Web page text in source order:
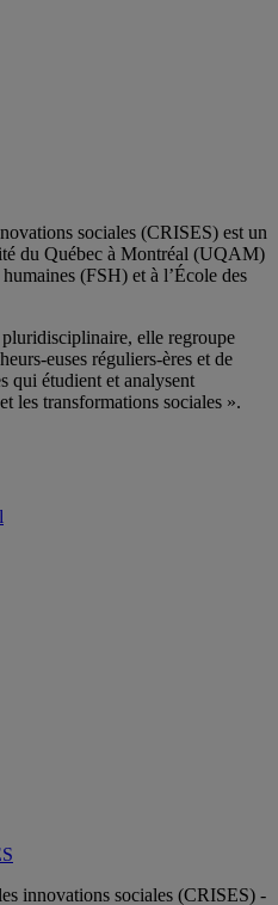
sociales (CRISES) est un
du Québec à Montréal (UQAM)
(FSH) et à l’École des
elle regroupe
-euses réguliers-ères et de
qui étudient et analysent
les transformations sociales ».
innovations sociales (CRISES) -